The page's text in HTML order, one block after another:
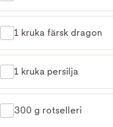
1 kruka färsk dragon
1 kruka persilja
300 g rotselleri